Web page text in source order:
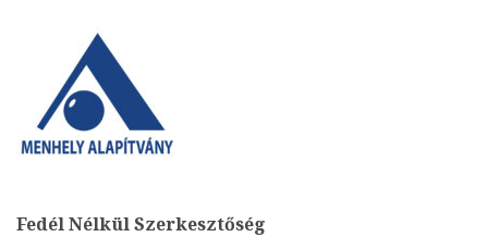
Fedél Nélkül Szerkesztőség